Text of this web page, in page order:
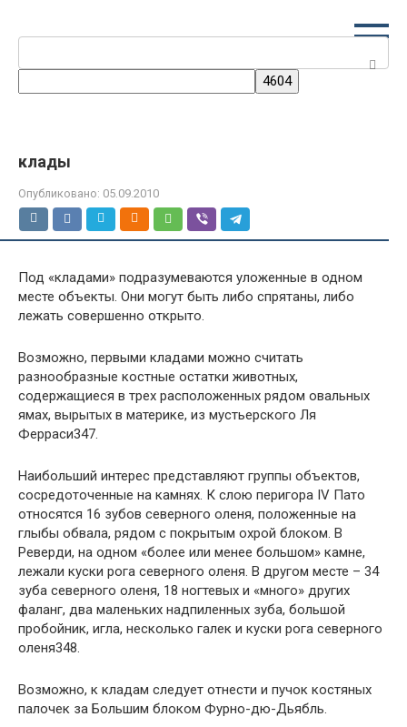
клады
Опубликовано: 05.09.2010
Под «кладами» подразумеваются уложенные в одном
месте объекты. Они могут быть либо спрятаны, либо
лежать совершенно открыто.
Возможно, первыми кладами можно считать
разнообразные костные остатки животных,
содержащиеся в трех расположенных рядом овальных
ямах, вырытых в материке, из мустьерского Ля
Ферраси347.
Наибольший интерес представляют группы объектов,
сосредоточенные на камнях. К слою перигора IV Пато
относятся 16 зубов северного оленя, положенные на
глыбы обвала, рядом с покрытым охрой блоком. В
Реверди, на одном «более или менее большом» камне,
лежали куски рога северного оленя. В другом месте – 34
зуба северного оленя, 18 ногтевых и «много» других
фаланг, два маленьких надпиленных зуба, большой
пробойник, игла, несколько галек и куски рога северного
оленя348.
Возможно, к кладам следует отнести и пучок костяных
палочек за Большим блоком Фурно-дю-Дьябль.